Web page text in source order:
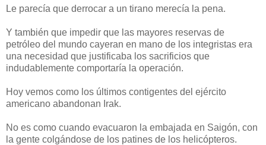
Le parecía que derrocar a un tirano merecía la pena.
Y también que impedir que las mayores reservas de
petróleo del mundo cayeran en mano de los integristas era
una necesidad que justificaba los sacrificios que
indudablemente comportaría la operación.
Hoy vemos como los últimos contigentes del ejército
americano abandonan Irak.
No es como cuando evacuaron la embajada en Saigón, con
la gente colgándose de los patines de los helicópteros.